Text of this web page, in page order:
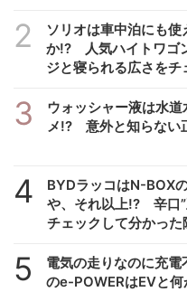
2
ソリオは車中泊にも使
か!? 人気ハイトワゴ
ジと寝られる広さをチ
3
ウォッシャー液は水
メ!? 意外と知らない
4
BYDラッコはN-BOX
や、それ以上!? 辛口”
チェックして分かっ
5
電気の走りなのに充
のe-POWERはEVと何